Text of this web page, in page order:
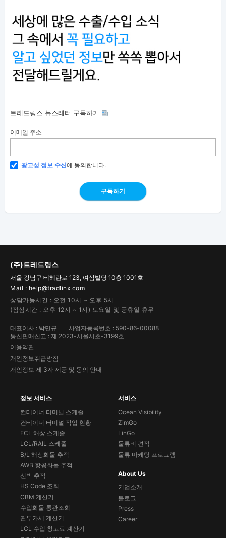
트레드링스 뉴스레터 구독하기
이메일 주소
광고성 정보 수신에 동의합니다.
구독하기
(주)트레드링스
서울 강남구 테헤란로 123, 여삼빌딩 10층 1001호
Mail : help@tradlinx.com
상담가능시간 : 오전 10시 ~ 오후 5시
(점심시간 : 오후 12시 ~ 1시) 토요일 및 공휴일 휴무
대표이사 : 박민규
사업자등록번호 : 590-86-00088
통신판매신고 : 제 2023-서울서초-3199호
이용약관
개인정보취급방침
개인정보 제 3자 제공 및 동의 안내
정보 서비스
컨테이너 터미널 스케줄
컨테이너 터미널 작업 현황
FCL 해상 스케줄
LCL/RAIL 스케줄
B/L 해상화물 추적
AWB 항공화물 추적
선박 추적
HS Code 조회
CBM 계산기
수입화물 통관조회
관부가세 계산기
LCL 수입 창고료 계산기
서비스
Ocean Visibility
ZimGo
LinGo
물류비 견적
물류 마케팅 프로그램
About Us
기업소개
블로그
Press
Career